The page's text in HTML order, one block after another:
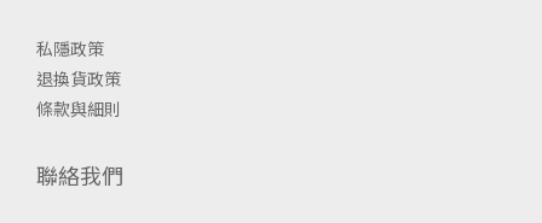
私隱政策
退換貨政策
條款與細則
聯絡我們